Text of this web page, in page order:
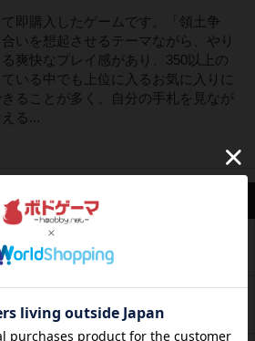
即購入したゲームです。「領土争
いを想起させるテーマながら、やり
爽快なプレイ感があり、350以上の
いる中でも上位に入るお気に入りに
ることが多く、自分の手札を見なが
る...